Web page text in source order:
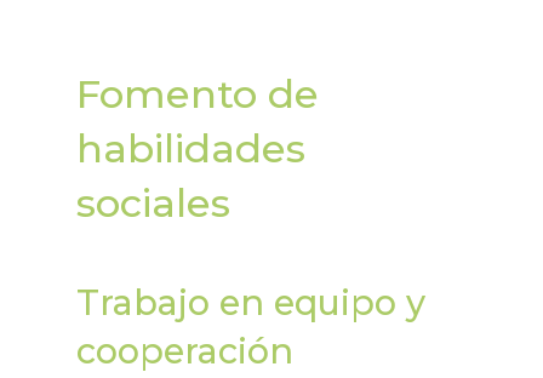
Fomento de
habilidades
sociales
Trabajo en equipo y
cooperación